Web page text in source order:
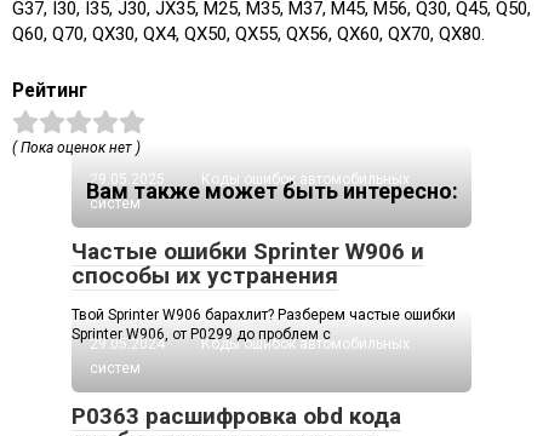
G37, I30, I35, J30, JX35, M25, M35, M37, M45, M56, Q30, Q45, Q50,
Q60, Q70, QX30, QX4, QX50, QX55, QX56, QX60, QX70, QX80.
Рейтинг
( Пока оценок нет )
Вам также может быть интересно:
29.05.2025
Коды ошибок автомобильных
систем
Частые ошибки Sprinter W906 и
способы их устранения
Твой Sprinter W906 барахлит? Разберем частые ошибки
Sprinter W906, от P0299 до проблем с
29.05.2024
Коды ошибок автомобильных
систем
P0363 расшифровка obd кода